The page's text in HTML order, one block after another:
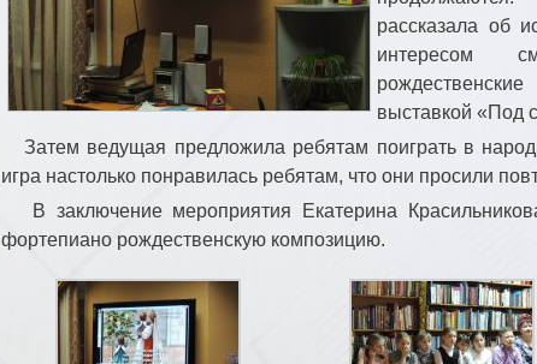
рассказала об
интересом
выставкой «Под
Затем ведущая предложила ребятам поиграть в
игра настолько понравилась ребятам, что они просили
В заключение мероприятия Екатерина
фортепиано рождественскую композицию.